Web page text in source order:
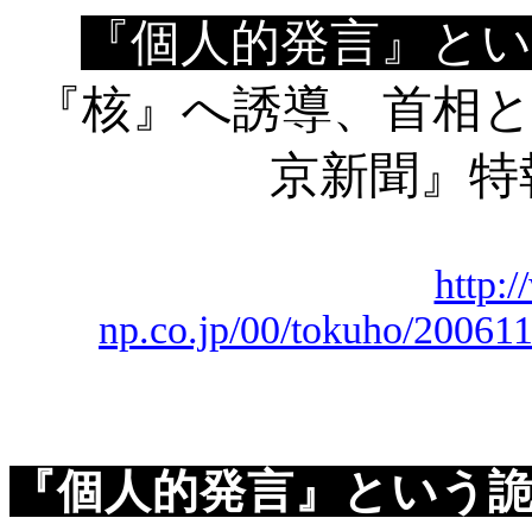
『個人的発言』と
『核』へ誘導、首
京新聞』特
np.co.jp/00/tokuho/
『個人的発言』という